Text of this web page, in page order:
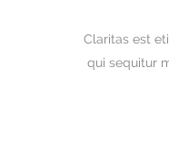
Claritas est
qui sequitur